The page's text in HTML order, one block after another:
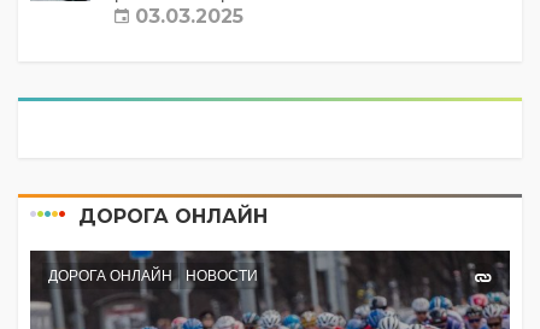
03.03.2025
ДОРОГА ОНЛАЙН
ДОРОГА ОНЛАЙН НОВОСТИ